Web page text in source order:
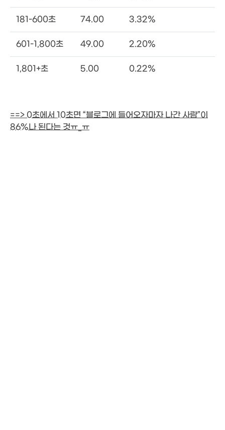
181-600초 74.00 3.32%
601-1,800초 49.00 2.20%
1,801+초 5.00 0.22%
==> 0초에서 10초면 “블로그에 들어오자마자 나간 사람”이
86%나 된다는 것ㅠ_ㅠ